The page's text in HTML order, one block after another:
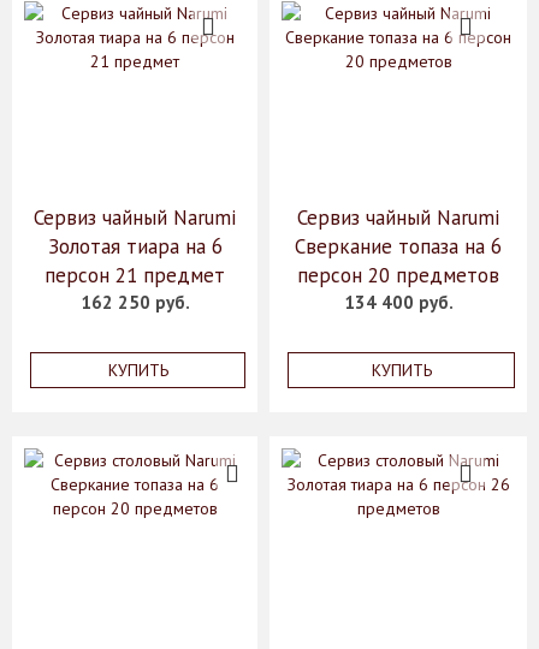
Сервиз чайный Narumi
Золотая тиара на 6
персон 21 предмет
162 250 руб.
КУПИТЬ
Сервиз чайный Narumi
Сверкание топаза на 6
персон 20 предметов
134 400 руб.
КУПИТЬ